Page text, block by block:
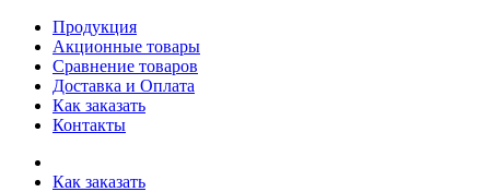
Продукция
Акционные товары
Сравнение товаров
Доставка и Оплата
Как заказать
Контакты
Как заказать